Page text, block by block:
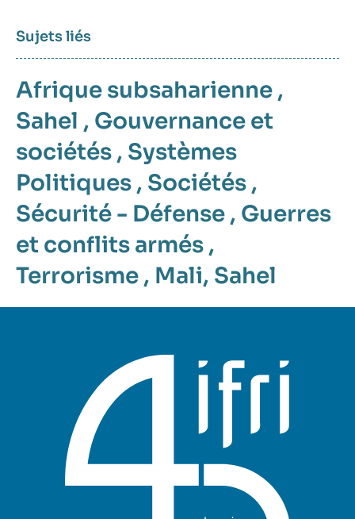
Sujets liés
Afrique subsaharienne ,
Sahel , Gouvernance et
sociétés , Systèmes
Politiques , Sociétés ,
Sécurité - Défense , Guerres
et conflits armés ,
Terrorisme , Mali, Sahel